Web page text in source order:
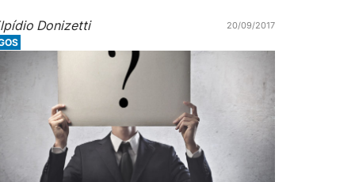
Donizetti 20/09/2017